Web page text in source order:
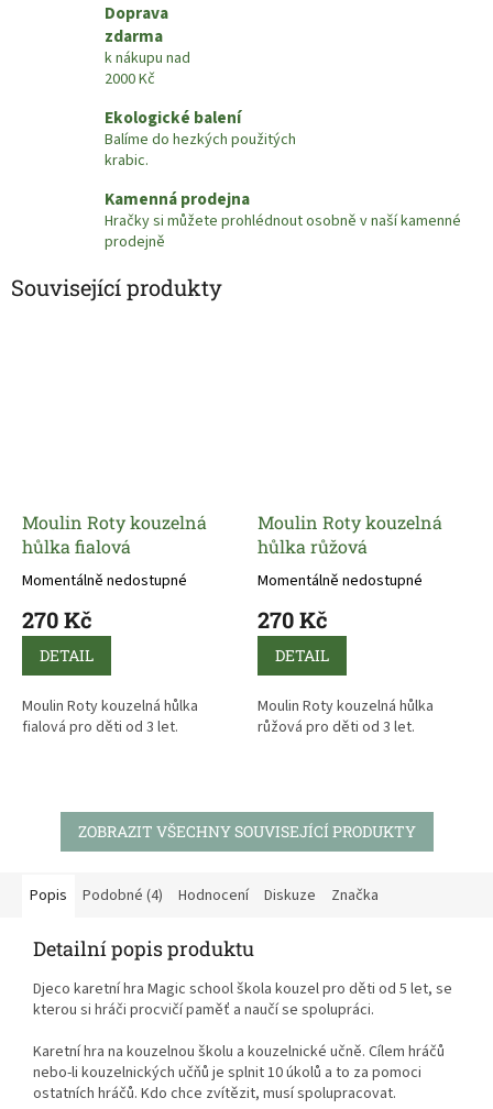
Doprava
zdarma
k nákupu nad
2000 Kč
Ekologické balení
Balíme do hezkých použitých
krabic.
Kamenná prodejna
Hračky si můžete prohlédnout osobně v naší kamenné
prodejně
Související produkty
Moulin Roty kouzelná
hůlka fialová
Momentálně nedostupné
270 Kč
DETAIL
Moulin Roty kouzelná hůlka
fialová pro děti od 3 let.
Moulin Roty kouzelná
hůlka růžová
Momentálně nedostupné
270 Kč
DETAIL
Moulin Roty kouzelná hůlka
růžová pro děti od 3 let.
ZOBRAZIT VŠECHNY SOUVISEJÍCÍ PRODUKTY
Popis Podobné (4) Hodnocení Diskuze Značka
Detailní popis produktu
Djeco karetní hra Magic school škola kouzel pro děti od 5 let, se
kterou si hráči procvičí paměť a naučí se spolupráci.
Karetní hra na kouzelnou školu a kouzelnické učně. Cílem hráčů
nebo-li kouzelnických učňů je splnit 10 úkolů a to za pomoci
ostatních hráčů. Kdo chce zvítězit, musí spolupracovat.